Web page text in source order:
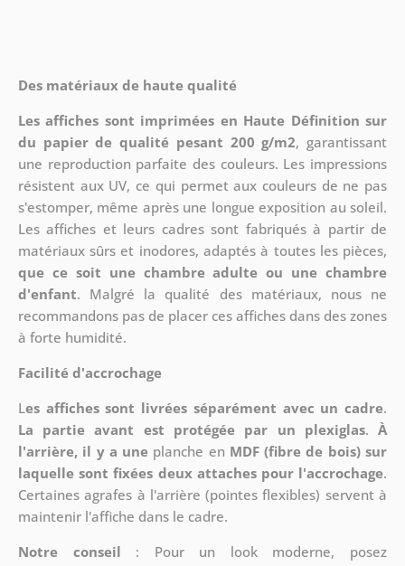
Des matériaux de haute qualité
Les affiches sont imprimées en Haute Définition sur
du papier de qualité pesant 200 g/m2, garantissant
une reproduction parfaite des couleurs. Les impressions
résistent aux UV, ce qui permet aux couleurs de ne pas
s'estomper, même après une longue exposition au soleil.
Les affiches et leurs cadres sont fabriqués à partir de
matériaux sûrs et inodores, adaptés à toutes les pièces,
que ce soit une chambre adulte ou une chambre
d'enfant. Malgré la qualité des matériaux, nous ne
recommandons pas de placer ces affiches dans des zones
à forte humidité.
Facilité d'accrochage
Les affiches sont livrées séparément avec un cadre.
La partie avant est protégée par un plexiglas.À
l'arrière, il y a une planche en MDF (fibre de bois) sur
laquelle sont fixées deux attaches pour l'accrochage.
Certaines agrafes à l'arrière (pointes flexibles) servent à
maintenir l'affiche dans le cadre.
Notre conseil : Pour un look moderne, posez